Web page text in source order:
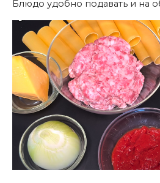
Блюдо удобно подавать и на